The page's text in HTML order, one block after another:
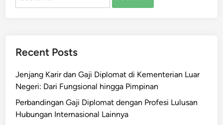
Recent Posts
Jenjang Karir dan Gaji Diplomat di Kementerian Luar
Negeri: Dari Fungsional hingga Pimpinan
Perbandingan Gaji Diplomat dengan Profesi Lulusan
Hubungan Internasional Lainnya